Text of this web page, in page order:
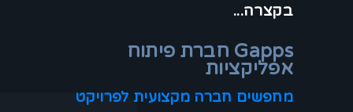
בקצרה...
Gapps חברת פיתוח
אפליקציות
מחפשים חברה מקצועית לפרויקט